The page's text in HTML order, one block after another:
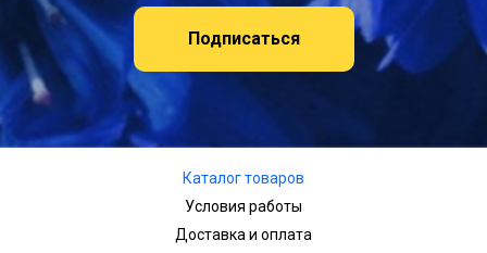
Подписаться
Каталог товаров
Условия работы
Доставка и оплата